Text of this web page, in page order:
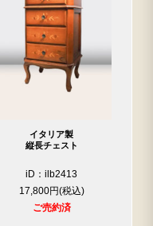
イタリア製
縦長チェスト
iD：ilb2413
17,800円
ご売約済